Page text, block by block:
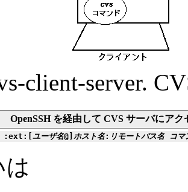
client-server.
OpenSSH を経由して CVS サーバにアク
:ext:[ユーザ名@] ホスト名: リモートパス名 コ
は